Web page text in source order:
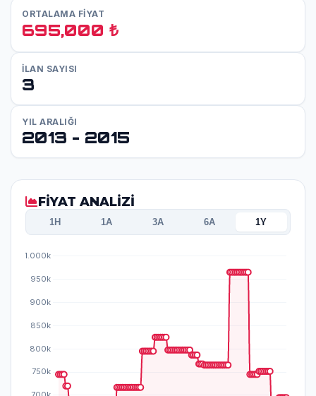
ORTALAMA FİYAT
695,000 ₺
İLAN SAYISI
3
YIL ARALIĞI
2013 - 2015
FİYAT ANALİZİ
1H 1A 3A 6A 1Y